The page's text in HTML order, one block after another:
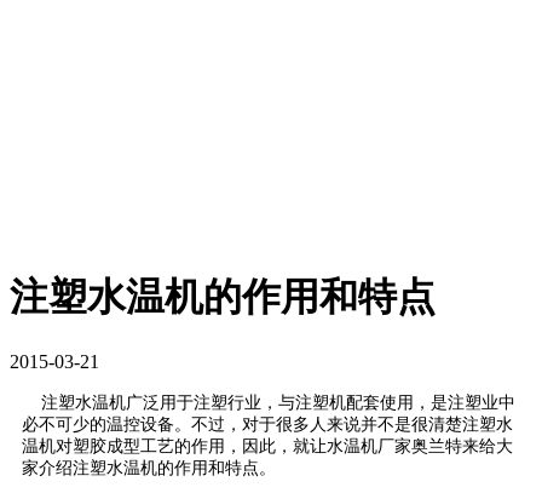
注塑水温机的作用和特点
2015-03-21
注塑水温机广泛用于注塑行业，与注塑机配套使用，是注塑业中
必不可少的温控设备。不过，对于很多人来说并不是很清楚注塑水
温机对塑胶成型工艺的作用，因此，就让水温机厂家奥兰特来给大
家介绍注塑水温机的作用和特点。